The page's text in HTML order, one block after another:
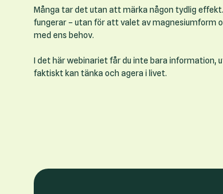
Många tar det utan att märka någon tydlig
fungerar – utan för att valet av magnesiumform
med ens behov.
I det här webinariet får du inte bara information,
faktiskt kan tänka och agera i livet.